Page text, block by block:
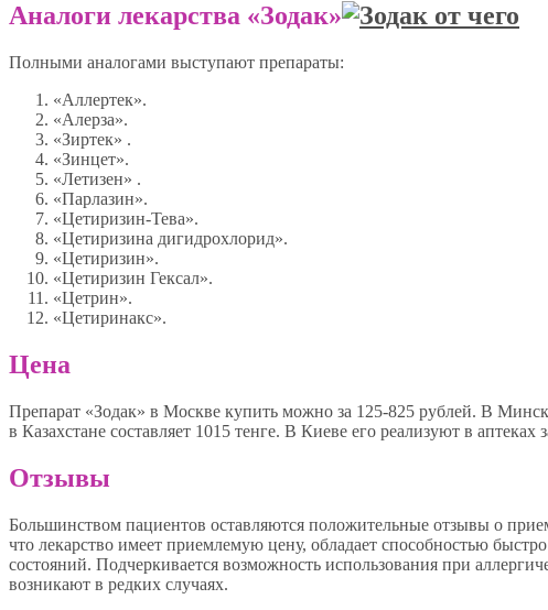
Аналоги лекарства «Зодак»
Полными аналогами выступают препараты:
«Аллертек».
«Алерза».
«Зиртек» .
«Зинцет».
«Летизен» .
«Парлазин».
«Цетиризин-Тева».
«Цетиризина дигидрохлорид».
«Цетиризин».
«Цетиризин Гексал».
«Цетрин».
«Цетиринакс».
Цена
Препарат «Зодак» в Москве купить можно за 125-825 рублей. В
в Казахстане составляет 1015 тенге. В Киеве его реализуют в аптеках
Отзывы
Большинством пациентов оставляются положительные отзывы о
что лекарство имеет приемлемую цену, обладает способностью
состояний. Подчеркивается возможность использования при
возникают в редких случаях.